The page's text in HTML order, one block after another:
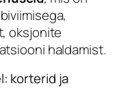
oksjonite
haldamist.
korterid ja